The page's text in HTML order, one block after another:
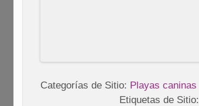
Categorías de Sitio: Playas caninas
Etiquetas de Sitio: